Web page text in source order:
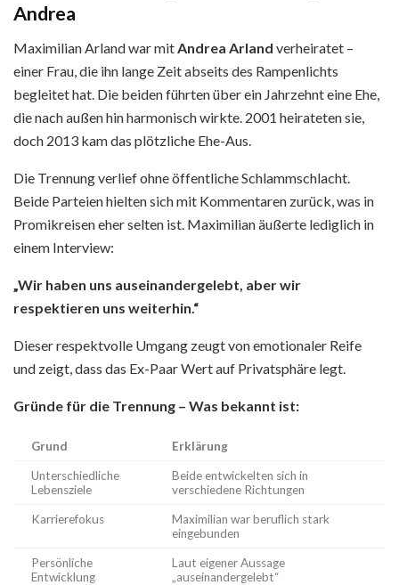
Andrea
Maximilian Arland war mitAndrea Arland verheiratet –
einer Frau, die ihn lange Zeit abseits des Rampenlichts
begleitet hat. Die beiden führten über ein Jahrzehnt eine Ehe,
die nach außen hin harmonisch wirkte. 2001 heirateten sie,
doch 2013 kam das plötzliche Ehe-Aus.
Die Trennung verlief ohne öffentliche Schlammschlacht.
Beide Parteien hielten sich mit Kommentaren zurück, was in
Promikreisen eher selten ist. Maximilian äußerte lediglich in
einem Interview:
„Wir haben uns auseinandergelebt, aber wir
respektieren uns weiterhin.“
Dieser respektvolle Umgang zeugt von emotionaler Reife
und zeigt, dass das Ex-Paar Wert auf Privatsphäre legt.
Gründe für die Trennung – Was bekannt ist:
Grund Erklärung
Unterschiedliche
Lebensziele
Beide entwickelten sich in
verschiedene Richtungen
Karrierefokus
Maximilian war beruflich stark
eingebunden
Persönliche
Entwicklung
Laut eigener Aussage
„auseinandergelebt“